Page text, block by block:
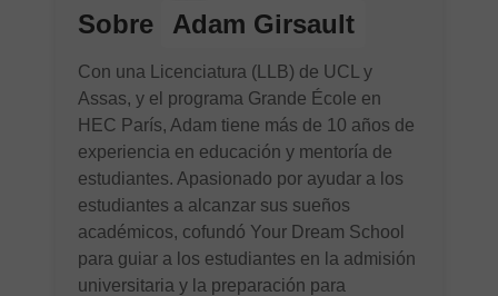
Sobre Adam Girsault
Con una Licenciatura (LLB) de UCL y
Assas, y el programa Grande École en
HEC París, Adam tiene más de 10 años de
experiencia en educación y mentoría de
estudiantes. Apasionado por ayudar a los
estudiantes a alcanzar sus sueños
académicos, cofundó Your Dream School
para guiar a los estudiantes en la admisión
universitaria y la preparación para